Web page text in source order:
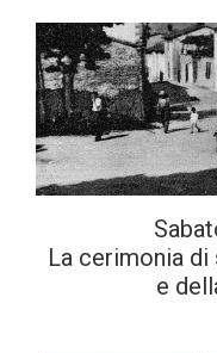
La cerimonia
e